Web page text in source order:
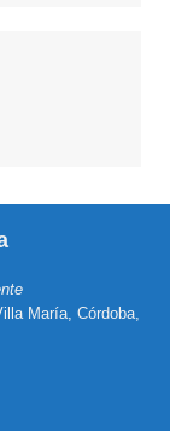
María, Córdoba,